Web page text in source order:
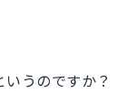
うのですか？